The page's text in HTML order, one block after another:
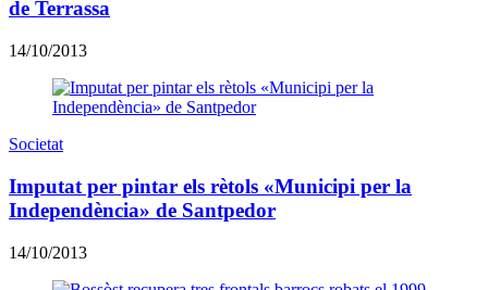
de Terrassa
14/10/2013
Societat
Imputat per pintar els rètols «Municipi per la
Independència» de Santpedor
14/10/2013